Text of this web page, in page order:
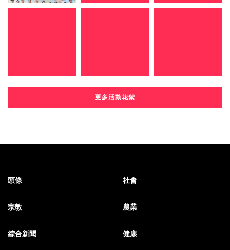
更多活動花絮
頭條 社會
宗教 農業
綜合新聞 健康